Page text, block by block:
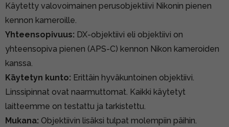
Käytetty valovoimainen perusobjektiivi Nikonin pienen
kennon kameroille.
Yhteensopivuus: DX-objektiivi eli objektiivi on
yhteensopiva pienen (APS-C) kennon Nikon kameroiden
kanssa.
Käytetyn kunto: Erittäin hyväkuntoinen objektiivi.
Linssipinnat ovat naarmuttomat. Kaikki käytetyt
laitteemme on testattu ja tarkistettu.
Mukana: Objektiivin lisäksi tulpat molempiin päihin.